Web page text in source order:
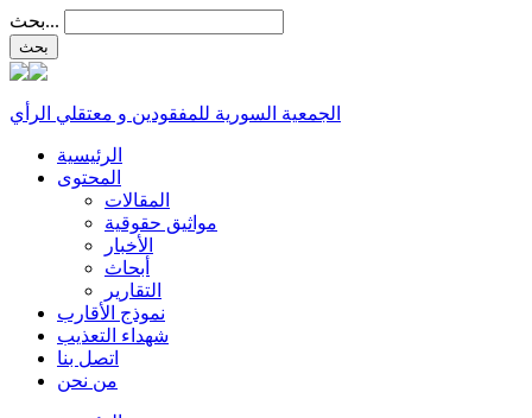
بحث...
الجمعية السورية للمفقودين و معتقلي الرأي
الرئيسية
المحتوى
المقالات
مواثيق حقوقية
الأخبار
أبحاث
التقارير
نموذج الأقارب
شهداء التعذيب
اتصل بنا
من نحن